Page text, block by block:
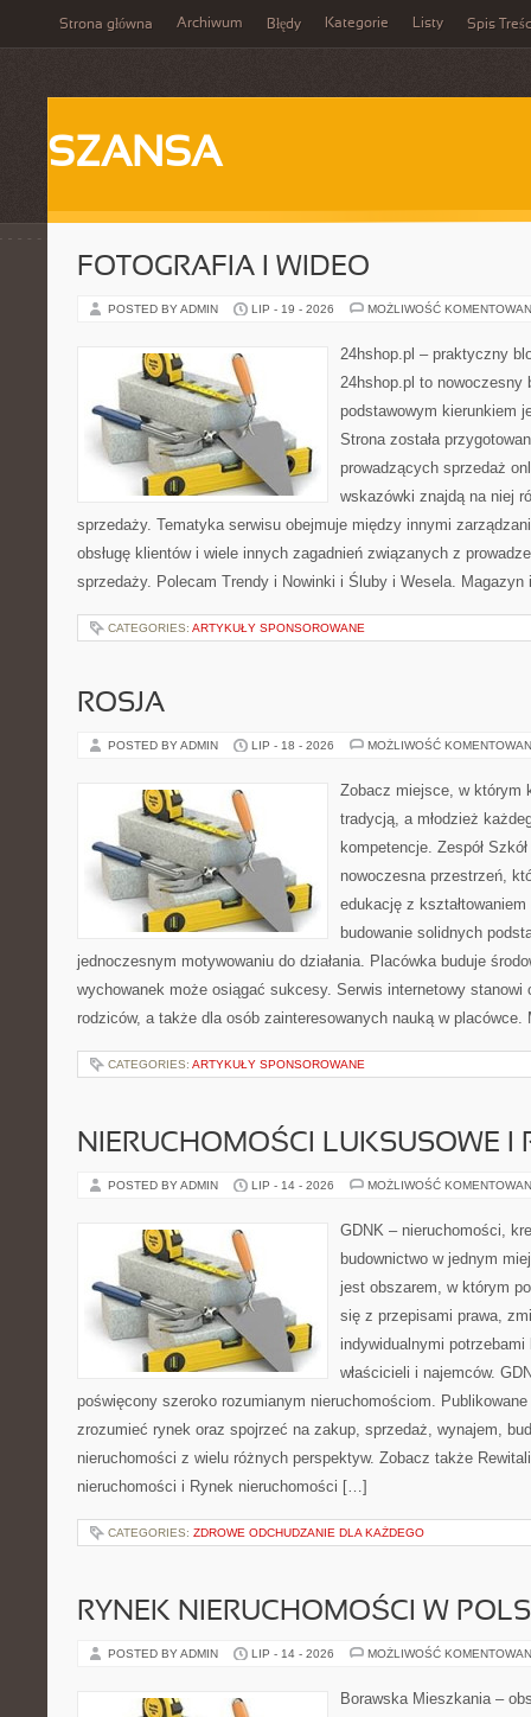
Strona główna Archiwum Błędy Kategorie Listy Spis
SZANSA
FOTOGRAFIA I WIDEO
POSTED BY ADMIN LIP - 19 - 2026 MOŻLIWOŚĆ
24hshop.pl – praktyczny
24hshop.pl to nowoczesny
podstawowym kierunkiem
Strona została
prowadzących sprzedaż
wskazówki znajdą na niej
sprzedaży. Tematyka serwisu obejmuje między innymi
obsługę klientów i wiele innych zagadnień związanych z
sprzedaży. Polecam Trendy i Nowinki i Śluby i Wesela.
CATEGORIES: ARTYKUŁY SPONSOROWANE
ROSJA
POSTED BY ADMIN LIP - 18 - 2026 MOŻLIWOŚĆ
Zobacz miejsce, w którym
tradycją, a młodzież
kompetencje. Zespół
nowoczesna przestrzeń,
edukację z
budowanie solidnych
jednoczesnym motywowaniu do działania. Placówka buduje
wychowanek może osiągać sukcesy. Serwis internetowy stanowi
rodziców, a także dla osób zainteresowanych nauką w
CATEGORIES: ARTYKUŁY SPONSOROWANE
NIERUCHOMOŚCI LUKSUSOWE I
POSTED BY ADMIN LIP - 14 - 2026 MOŻLIWOŚĆ
GDNK – nieruchomości,
budownictwo w jednym
jest obszarem, w którym
się z przepisami prawa,
indywidualnymi
właścicieli i najemców.
poświęcony szeroko rozumianym nieruchomościom. Publikowane
zrozumieć rynek oraz spojrzeć na zakup, sprzedaż, wynajem,
nieruchomości z wielu różnych perspektyw. Zobacz także
nieruchomości i Rynek nieruchomości […]
CATEGORIES: ZDROWE ODCHUDZANIE DLA KAŻDEGO
RYNEK NIERUCHOMOŚCI W
POSTED BY ADMIN LIP - 14 - 2026 MOŻLIWOŚĆ
Borawska Mieszkania –